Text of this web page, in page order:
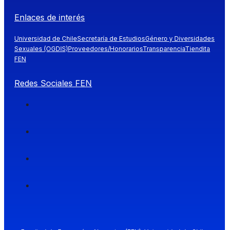
Enlaces de interés
Universidad de ChileSecretaría de EstudiosGénero y Diversidades
Sexuales (OGDIS)Proveedores/HonorariosTransparenciaTiendita
FEN
Redes Sociales FEN